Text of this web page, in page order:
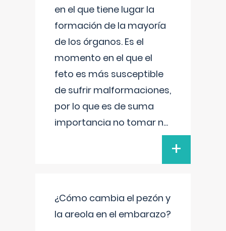
en el que tiene lugar la
formación de la mayoría
de los órganos. Es el
momento en el que el
feto es más susceptible
de sufrir malformaciones,
por lo que es de suma
importancia no tomar n...
+
¿Cómo cambia el pezón y
la areola en el embarazo?